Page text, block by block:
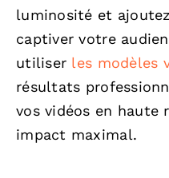
luminosité et
captiver votre
utiliser les modèles
résultats
vos vidéos en haute
impact maximal.